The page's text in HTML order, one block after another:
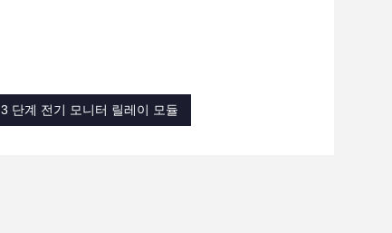
3 단계 전기 모니터 릴레이 모듈